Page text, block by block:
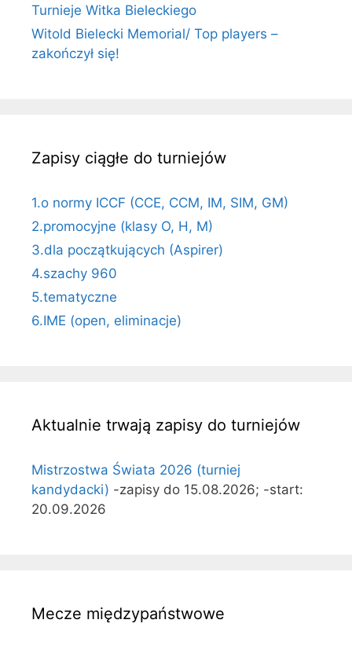
Turnieje Witka Bieleckiego
Witold Bielecki Memorial/ Top players –
zakończył się!
Zapisy ciągłe do turniejów
1.o normy ICCF (CCE, CCM, IM, SIM, GM)
2.promocyjne (klasy O, H, M)
3.dla początkujących (Aspirer)
4.szachy 960
5.tematyczne
6.IME (open, eliminacje)
Aktualnie trwają zapisy do turniejów
Mistrzostwa Świata 2026 (turniej
kandydacki) -zapisy do 15.08.2026; -start:
20.09.2026
Mecze międzypaństwowe